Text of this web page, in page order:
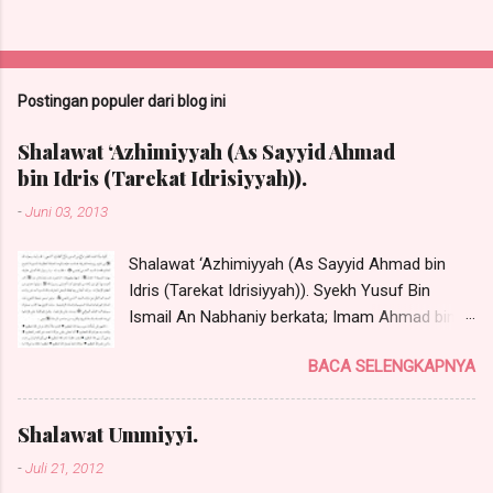
Postingan populer dari blog ini
Shalawat ‘Azhimiyyah (As Sayyid Ahmad
bin Idris (Tarekat Idrisiyyah)).
-Juni 03, 2013
Shalawat ‘Azhimiyyah (As Sayyid Ahmad bin
Idris (Tarekat Idrisiyyah)). Syekh Yusuf Bin
Ismail An Nabhaniy berkata; Imam Ahmad bin
ini dari Rasulullah Shallallahu 'Alaihi wa Sallam
dengan talqin secara langsung tanpa perantara
sebanyak satu kali dan beliau juga ditalqin
secara langsung oleh Sayyidina Khidir 'Alaihis
BACA SELENGKAPNYA
Shalawat Ummiyyi.
-Juli 21, 2012